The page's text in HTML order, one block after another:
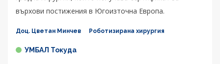
върхови постижения в Югоизточна Европа.
Доц. Цветан Минчев Роботизирана хирургия
УМБАЛ Токуда